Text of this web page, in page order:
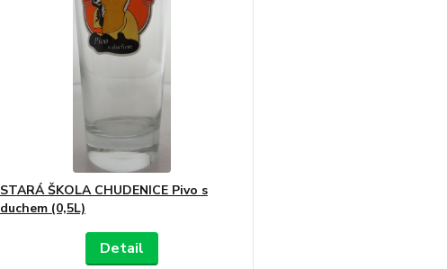
STARÁ ŠKOLA CHUDENICE Pivo s
duchem (0,5L)
Detail